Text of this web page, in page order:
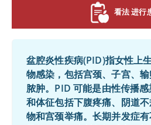
看法 进行
盆腔炎性疾病(PID)指女性上
物感染，包括宫颈、子宫、
脓肿。PID 可能是由性传播
和体征包括下腹疼痛、阴道
物和宫颈举痛。长期并发症